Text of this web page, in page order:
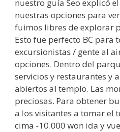
nuestro guía Seo explicó
nuestras opciones para
fuimos libres de explorar
Esto fue perfecto BC para
excursionistas / gente al
opciones. Dentro del
servicios y restaurantes y
abiertos al templo. Las
preciosas. Para obtener
a los visitantes a tomar el
cima -10.000 won ida y